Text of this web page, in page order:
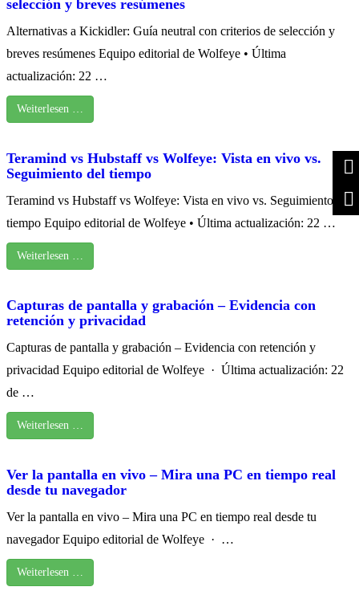
selección y breves resúmenes
Alternativas a Kickidler: Guía neutral con criterios de selección y
breves resúmenes Equipo editorial de Wolfeye • Última
actualización: 22 …
Weiterlesen …
Teramind vs Hubstaff vs Wolfeye: Vista en vivo vs.
Seguimiento del tiempo
Teramind vs Hubstaff vs Wolfeye: Vista en vivo vs. Seguimiento del
tiempo Equipo editorial de Wolfeye • Última actualización: 22 …
Weiterlesen …
Capturas de pantalla y grabación – Evidencia con
retención y privacidad
Capturas de pantalla y grabación – Evidencia con retención y
privacidad Equipo editorial de Wolfeye · Última actualización: 22
de …
Weiterlesen …
Ver la pantalla en vivo – Mira una PC en tiempo real
desde tu navegador
Ver la pantalla en vivo – Mira una PC en tiempo real desde tu
navegador Equipo editorial de Wolfeye · …
Weiterlesen …